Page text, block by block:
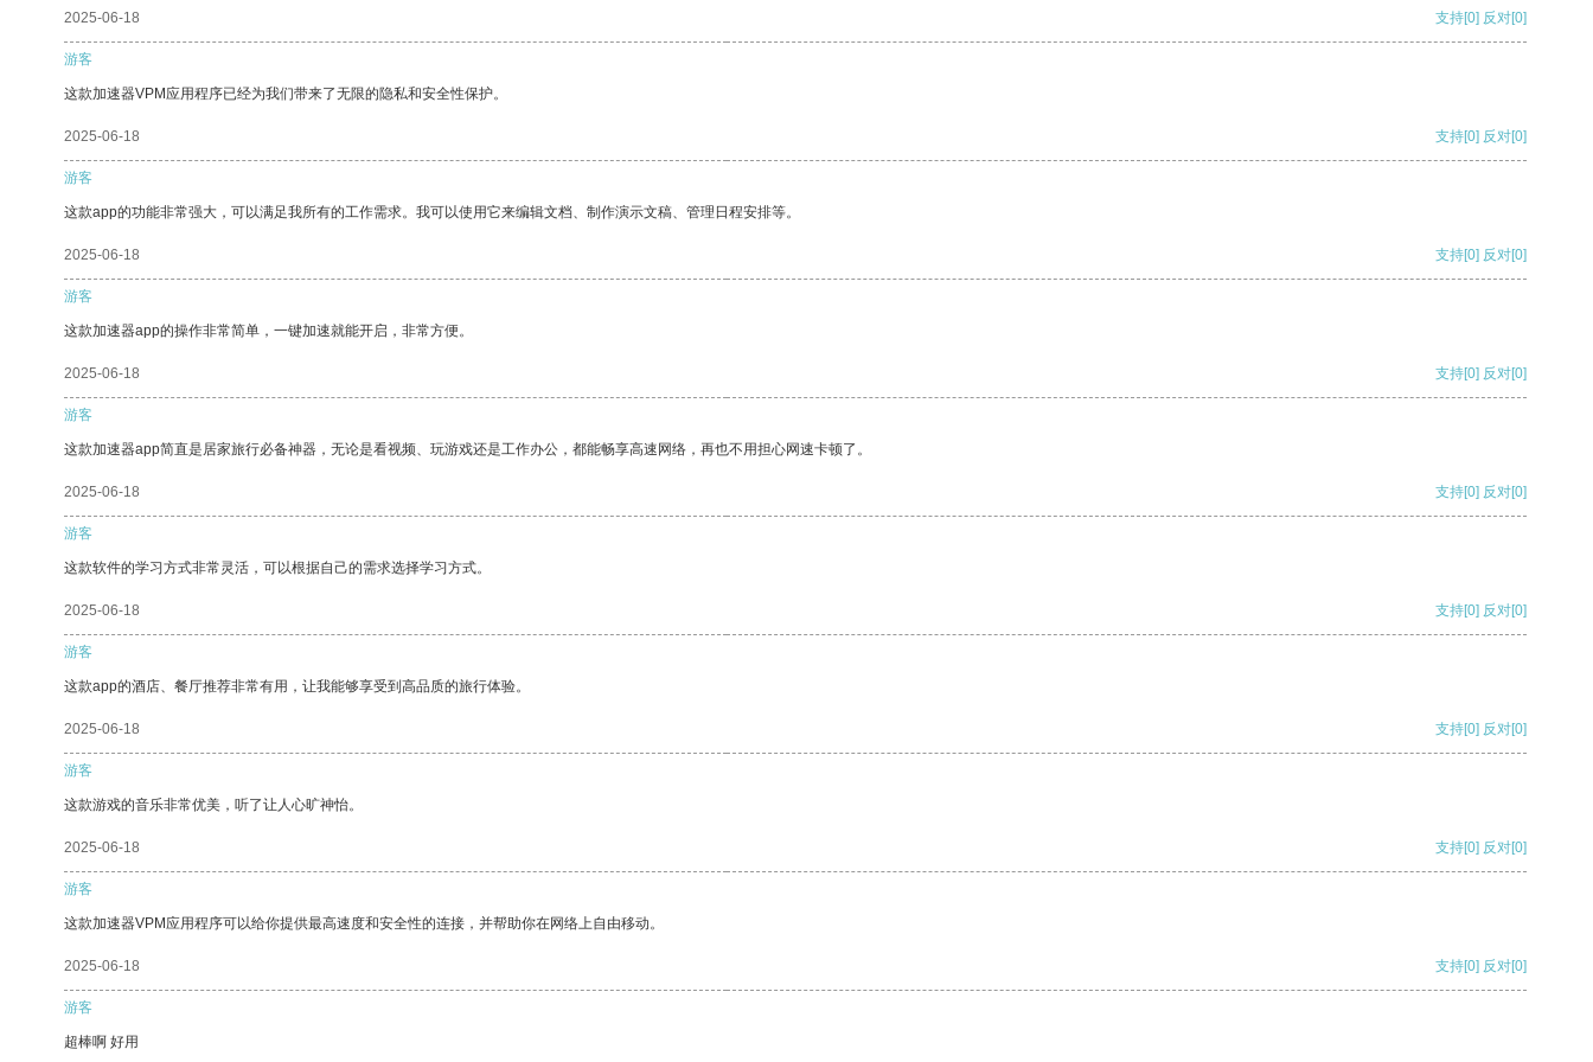
2025-06-18 支持[0] 反对[0]
游客
这款加速器VPM应用程序已经为我们带来了无限的隐私和安全性保护。
2025-06-18 支持[0] 反对[0]
游客
这款app的功能非常强大，可以满足我所有的工作需求。我可以使用它来编辑文档、制作演示文稿、管理日程安排等。
2025-06-18 支持[0] 反对[0]
游客
这款加速器app的操作非常简单，一键加速就能开启，非常方便。
2025-06-18 支持[0] 反对[0]
游客
这款加速器app简直是居家旅行必备神器，无论是看视频、玩游戏还是工作办公，都能畅享高速网络，再也不用担心网速卡顿了。
2025-06-18 支持[0] 反对[0]
游客
这款软件的学习方式非常灵活，可以根据自己的需求选择学习方式。
2025-06-18 支持[0] 反对[0]
游客
这款app的酒店、餐厅推荐非常有用，让我能够享受到高品质的旅行体验。
2025-06-18 支持[0] 反对[0]
游客
这款游戏的音乐非常优美，听了让人心旷神怡。
2025-06-18 支持[0] 反对[0]
游客
这款加速器VPM应用程序可以给你提供最高速度和安全性的连接，并帮助你在网络上自由移动。
2025-06-18 支持[0] 反对[0]
游客
超棒啊 好用